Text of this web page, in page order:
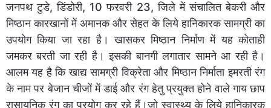
जनपथ टुडे, डिंडोरी, 10 फरवरी 23, जिले में संचालित बेकरी और
मिष्ठान कारखानों में अमानक और सेहत के लिये हानिकारक सामग्री का
उपयोग किया जा रहा है। खासकर मिष्ठान निर्माण में यह कोताही
जमकर बरती जा रही है। इसकी बानगी लगातार सामने आ रही है।
आलम यह है कि खाद्य सामग्री विक्रेता और मिष्ठान निर्माता इमरती रंग
के नाम पर बेजान चीजों में डाई और रंग हेतु प्रयुक्त होने वाले गाय छाप
रासायनिक रंग का प्रयोग कर रहे हैं।जो स्वास्थ्य के लिये हानिकारक